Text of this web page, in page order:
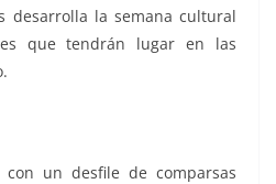
desarrolla la semana cultural
que tendrán lugar en las
un desfile de comparsas